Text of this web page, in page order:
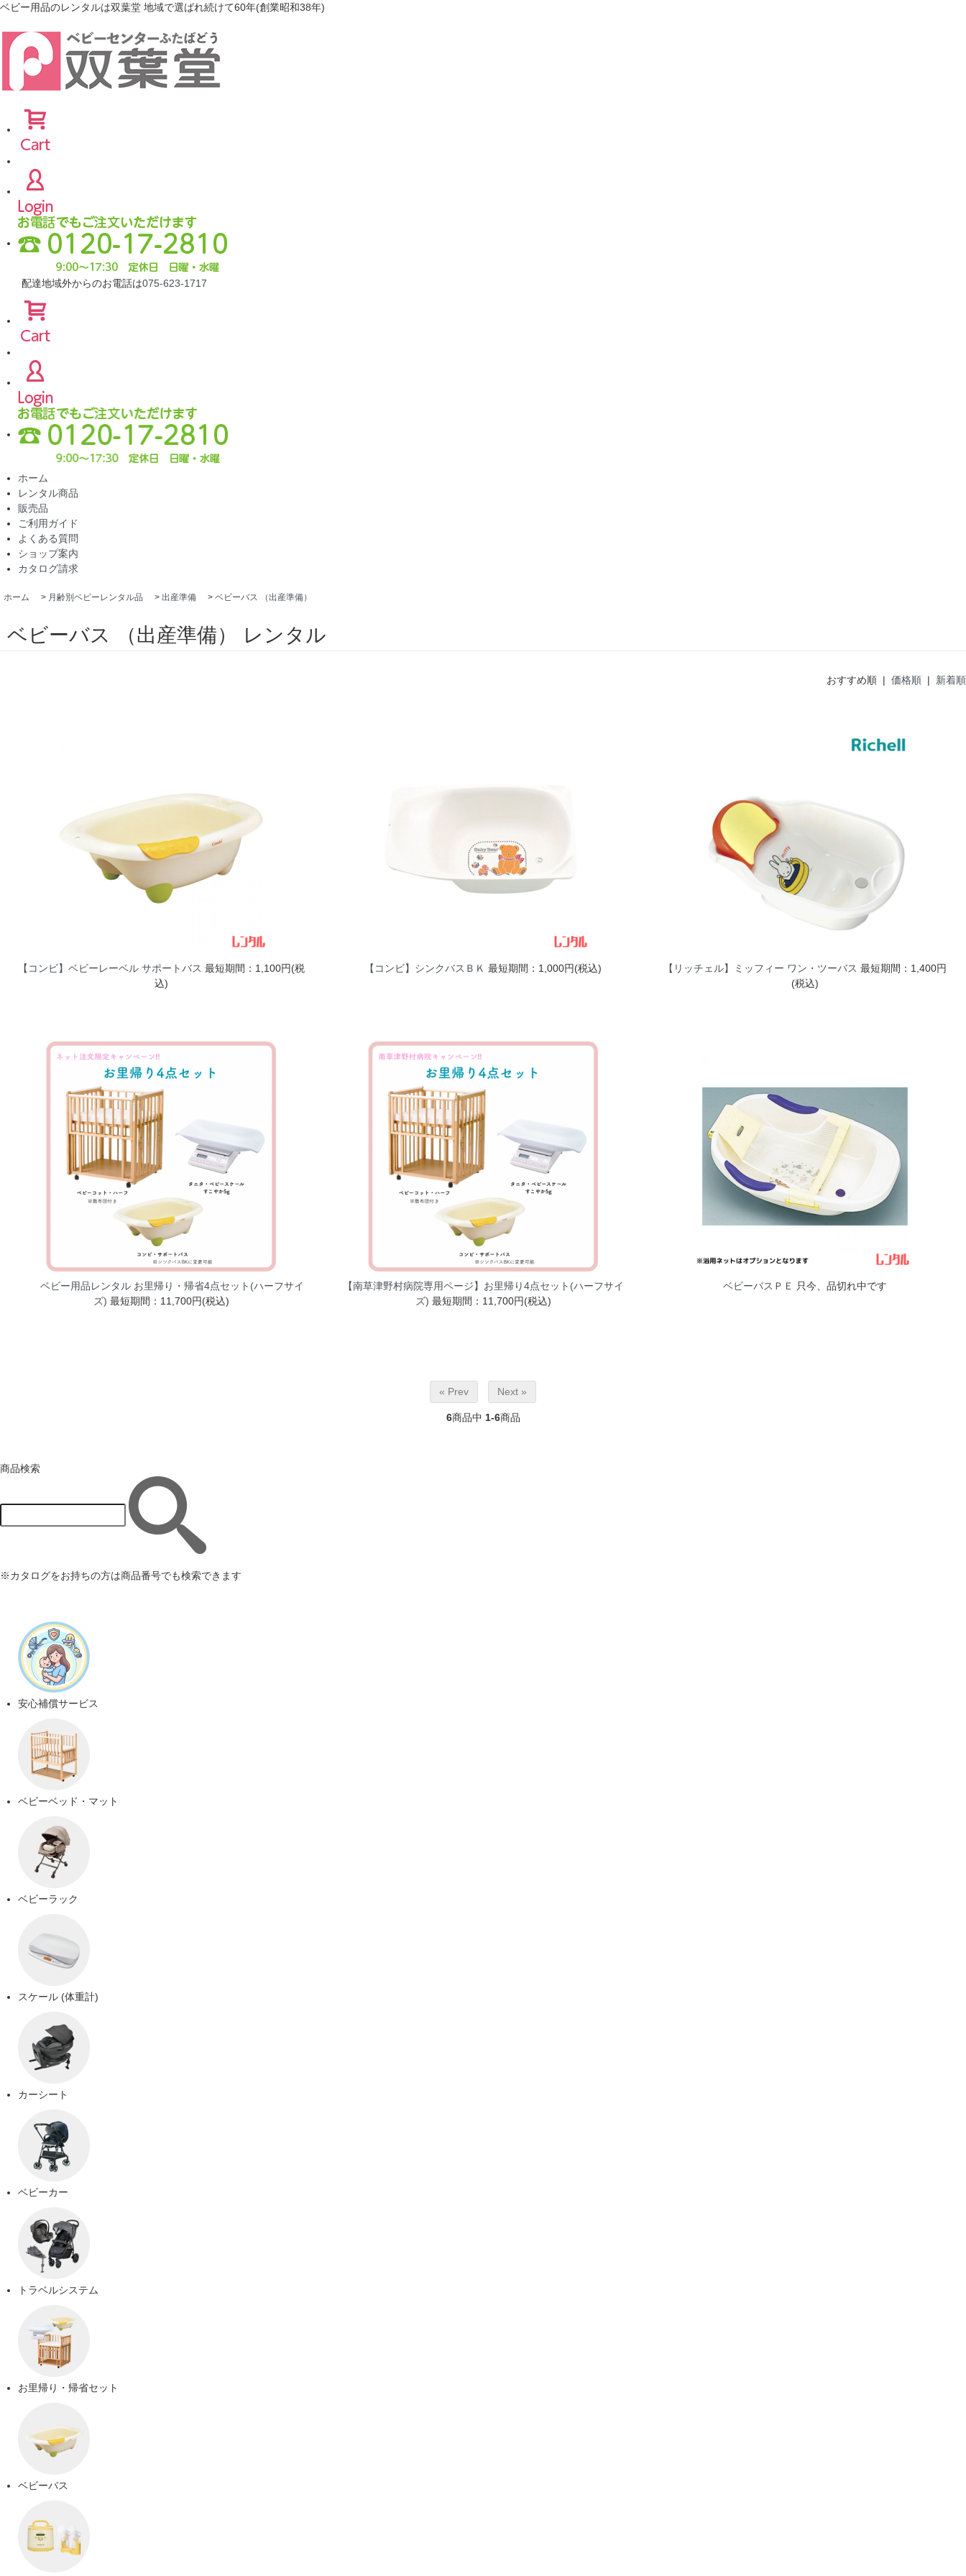
ベビー用品のレンタルは双葉堂 地域で選ばれ続けて60年(創業昭和38年)
配達地域外からのお電話は075-623-1717
ホーム
レンタル商品
販売品
ご利用ガイド
よくある質問
ショップ案内
カタログ請求
ホーム > 月齢別ベビーレンタル品 > 出産準備 > ベビーバス （出産準備）
ベビーバス （出産準備） レンタル
おすすめ順 | 価格順 | 新着順
【コンビ】ベビーレーベル サポートバス 最短期間：1,100円(税
込)
【コンビ】シンクバスＢＫ 最短期間：1,000円(税込) 【リッチェル】ミッフィー ワン・ツーバス 最短期間：1,400円
(税込)
ベビー用品レンタル お里帰り・帰省4点セット(ハーフサイ
ズ) 最短期間：11,700円(税込)
【南草津野村病院専用ページ】お里帰り4点セット(ハーフサイ
ズ) 最短期間：11,700円(税込)
ベビーバスＰＥ 只今、品切れ中です
« Prev Next »
6商品中 1-6商品
商品検索
※カタログをお持ちの方は商品番号でも検索できます
安心補償サービス
ベビーベッド・マット
ベビーラック
スケール (体重計)
カーシート
ベビーカー
トラベルシステム
お里帰り・帰省セット
ベビーバス